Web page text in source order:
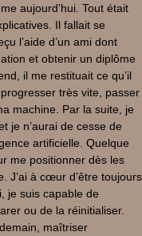
aujourd’hui. Tout était
Il fallait se
l’aide d’un ami dont
et obtenir un diplôme
il me restituait ce qu’il
très vite, passer
machine. Par la suite, je
je n’aurai de cesse de
artificielle. Quelque
me positionner dès les
J’ai à cœur d’être toujours
je suis capable de
ou de la réinitialiser.
maîtriser